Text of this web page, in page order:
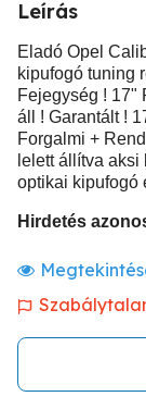
Leírás
Eladó Opel
kipufogó tuning
Fejegység ! 17"
áll ! Garantált !
Forgalmi +
lelett állítva
optikai kipufogó
Hirdetés